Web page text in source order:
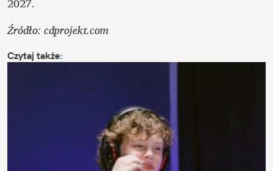
Źródło: cdprojekt.com
Czytaj także: